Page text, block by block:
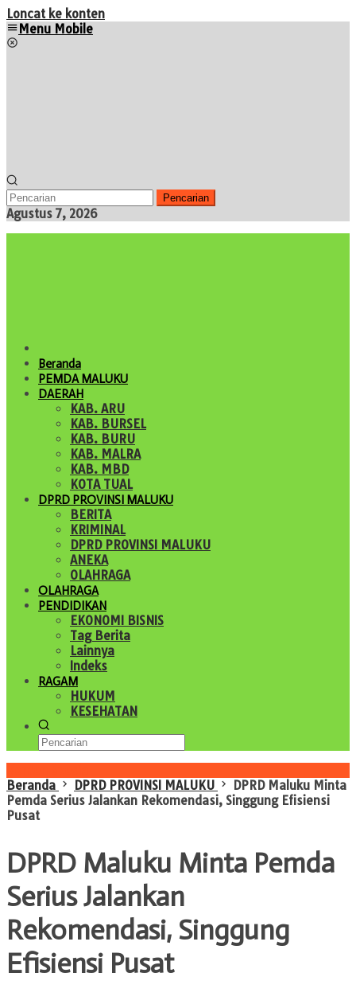
Loncat ke konten
Menu Mobile
Pencarian
Agustus 7, 2026
Beranda
PEMDA MALUKU
DAERAH
KAB. ARU
KAB. BURSEL
KAB. BURU
KAB. MALRA
KAB. MBD
KOTA TUAL
DPRD PROVINSI MALUKU
BERITA
KRIMINAL
DPRD PROVINSI MALUKU
ANEKA
OLAHRAGA
OLAHRAGA
PENDIDIKAN
EKONOMI BISNIS
Tag Berita
Lainnya
Indeks
RAGAM
HUKUM
KESEHATAN
Beranda
DPRD PROVINSI MALUKU
DPRD Maluku Minta
Pemda Serius Jalankan Rekomendasi, Singgung Efisiensi
Pusat
DPRD Maluku Minta Pemda
Serius Jalankan
Rekomendasi, Singgung
Efisiensi Pusat